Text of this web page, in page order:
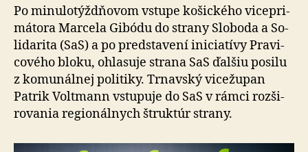
trnavský
Patrik
Po minulotýždňovom vstupe košického vice­pri­
má­to­ra Marcela Gibódu do strany Slo­bo­da a So­
li­da­ri­ta (SaS) a po pred­sta­vení ini­cia­tívy Pra­vi­
co­vého bloku, ohlasuje strana SaS ďalšiu posilu
z ko­mu­nál­nej politiky. Trnavský vice­župan
Patrik Voltmann vstupuje do SaS v rámci roz­ši­
ro­va­nia regio­nál­nych štruk­túr strany.